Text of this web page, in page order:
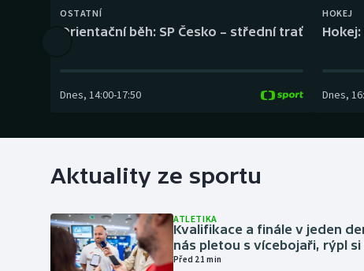
Gymnastika
OSTATNÍ
Orientační běh: SP Česko – střední trať
Dnes, 14:00-17:50
HOKEJ
Dnes,
Aktuality ze sportu
ATLETIKA
Kvalifikace a finále v jeden
nás pletou s vícebojaři, rýpl si
Před 21 min